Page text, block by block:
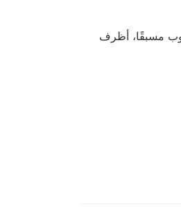
مسبقًا، أظرف